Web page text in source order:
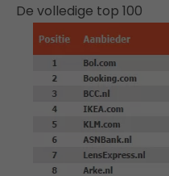
De volledige top 100